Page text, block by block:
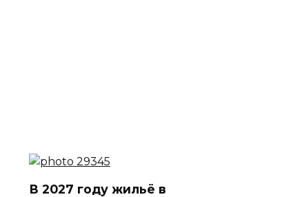
В 2027 году жильё в